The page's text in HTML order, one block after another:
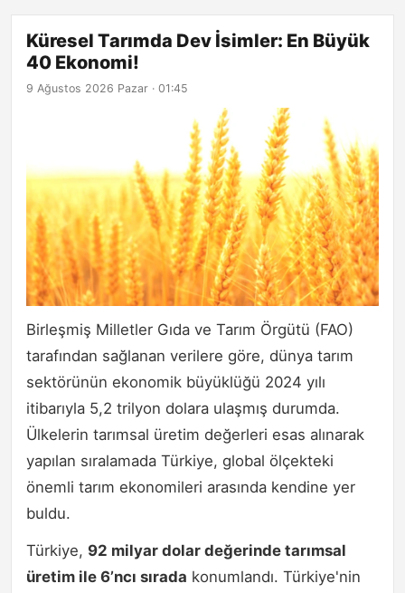
Küresel Tarımda Dev İsimler: En Büyük
40 Ekonomi!
9 Ağustos 2026 Pazar · 01:45
Birleşmiş Milletler Gıda ve Tarım Örgütü (FAO)
tarafından sağlanan verilere göre, dünya tarım
sektörünün ekonomik büyüklüğü 2024 yılı
itibarıyla 5,2 trilyon dolara ulaşmış durumda.
Ülkelerin tarımsal üretim değerleri esas alınarak
yapılan sıralamada Türkiye, global ölçekteki
önemli tarım ekonomileri arasında kendine yer
buldu.
Türkiye, 92 milyar dolar değerinde tarımsal
üretim ile 6’ncı sırada konumlandı. Türkiye'nin